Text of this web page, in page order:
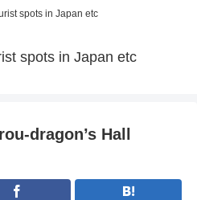
spots in Japan etc
spots in Japan etc
dragon’s Hall